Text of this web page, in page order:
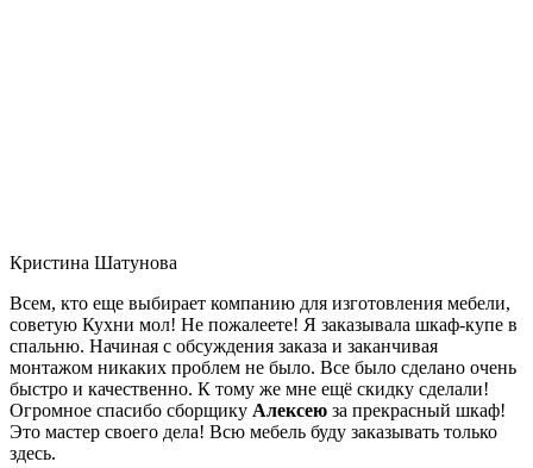
Кристина Шатунова
Всем, кто еще выбирает компанию для изготовления мебели,
советую Кухни мол! Не пожалеете! Я заказывала шкаф-купе в
спальню. Начиная с обсуждения заказа и заканчивая
монтажом никаких проблем не было. Все было сделано очень
быстро и качественно. К тому же мне ещё скидку сделали!
Огромное спасибо сборщику Алексею за прекрасный шкаф!
Это мастер своего дела! Всю мебель буду заказывать только
здесь.